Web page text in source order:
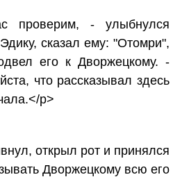
- улыбнулся
сказал ему: "Отомри",
его к Дворжецкому. -
что рассказывал здесь
p>
открыл рот и принялся
Дворжецкому всю его